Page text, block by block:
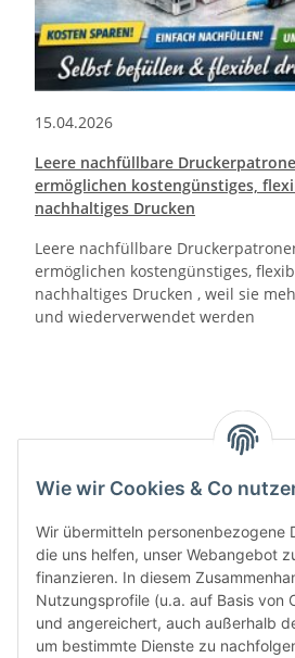
15.04.2026
Leere nachfüllbare
ermöglichen kostengünstiges,
nachhaltiges Drucken
Leere nachfüllbare
ermöglichen kostengünstiges,
nachhaltiges Drucken , weil sie
und wiederverwendet werden
Wie wir Cookies & Co
Wir übermitteln personenbezogene
die uns helfen, unser Webangebot
finanzieren. In diesem
Nutzungsprofile (u.a. auf Basis von
und angereichert, auch außerhalb
um bestimmte Dienste zu